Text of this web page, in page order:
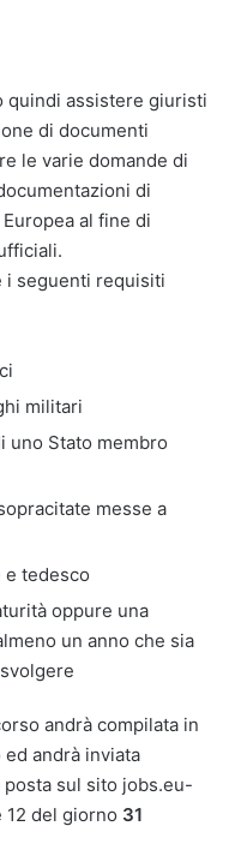
quindi assistere giuristi
di documenti
le varie domande di
di
al fine di
i seguenti requisiti
militari
uno Stato membro
messe a
e tedesco
oppure una
un anno che sia
andrà compilata in
andrà inviata
sul sito jobs.eu-
del giorno 31